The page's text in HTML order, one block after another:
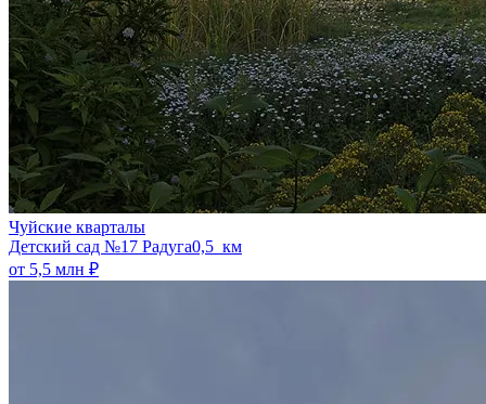
Чуйские кварталы
​Детский сад №17 Радуга0,5 км
от 5,5 млн ₽